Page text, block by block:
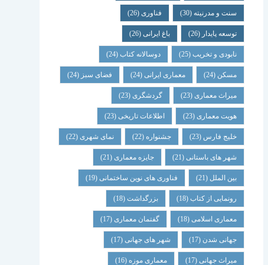
سنت و مدرنیته (30) فناوری(26)
توسعه پایدار (26) باغ ایرانی(26)
نابودی و تخریب(25) دوسالانه کتاب(24)
مسکن (24) معماری ایرانی(24) فضای سبز (24)
میراث معماری(23) گردشگری(23)
هویت معماری(23) اطلاعات تاریخی(23)
خلیج فارس (23) جشنواره (22) نمای شهری(22)
شهر های باستانی(21) جایزه معماری(21)
بین الملل (21) فناوری های نوین ساختمانی(19)
رونمایی از کتاب(18) بزرگداشت(18)
معماری اسلامی(18) گفتمان معماری(17)
جهانی شدن (17) شهر های جهانی(17)
میراث جهانی(17) معماری موزه (16)